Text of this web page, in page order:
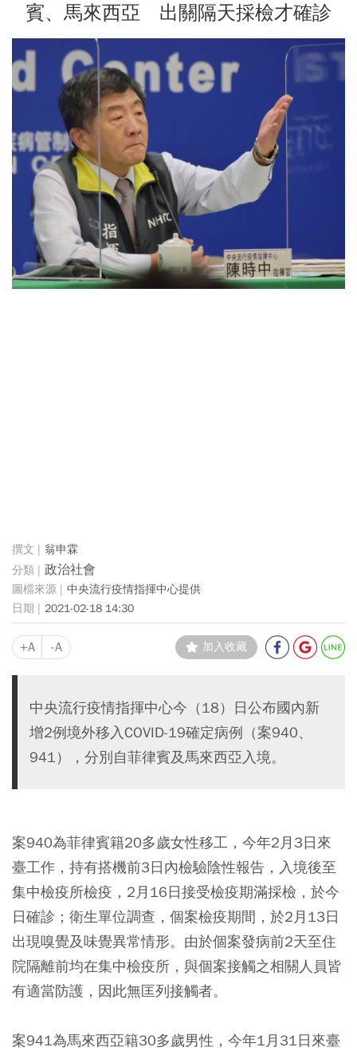
賓、馬來西亞 出關隔天採檢才確診
翁申霖
政治社會
中央流行疫情指揮中心提供
2021-02-18 14:30
+A -A 加入收藏
中央流行疫情指揮中心今（18）日公布國內新
增2例境外移入COVID-19確定病例（案940、
941），分別自菲律賓及馬來西亞入境。
案940為菲律賓籍20多歲女性移工，今年2月3日來
臺工作，持有搭機前3日內檢驗陰性報告，入境後至
集中檢疫所檢疫，2月16日接受檢疫期滿採檢，於今
日確診；衛生單位調查，個案檢疫期間，於2月13日
出現嗅覺及味覺異常情形。由於個案發病前2天至住
院隔離前均在集中檢疫所，與個案接觸之相關人員皆
有適當防護，因此無匡列接觸者。
案941為馬來西亞籍30多歲男性，今年1月31日來臺